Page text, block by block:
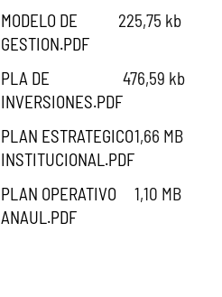
MODELO DE
GESTION.PDF
225,75 kb
PLA DE
INVERSIONES.PDF
476,59 kb
PLAN ESTRATEGICO
INSTITUCIONAL.PDF
1,66 MB
PLAN OPERATIVO
ANAUL.PDF
1,10 MB